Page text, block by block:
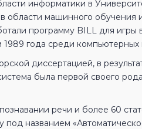
информатики в
области машинного обучения
программу BILL для игры
года среди компьютерных
диссертацией, в
была первой своего
речи и более 60
названием